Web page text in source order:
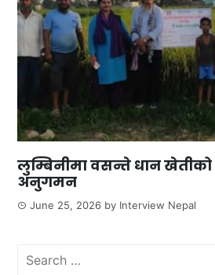
लुम्बिनीमा वसन्ते धान खेतीको
अनुगमन
June 25, 2026 by Interview Nepal
Search